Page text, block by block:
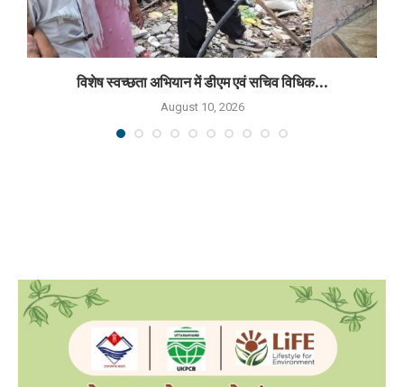
विशेष स्वच्छता अभियान में डीएम एवं सचिव विधिक...
August 10, 2026